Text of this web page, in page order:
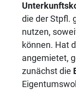
die der Stpfl.
nutzen,
können. Hat
angemietet,
zunächst die